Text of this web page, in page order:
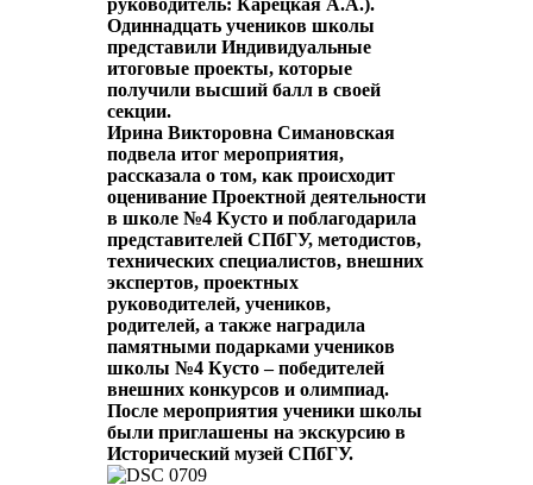
руководитель: Карецкая А.А.).
Одиннадцать учеников школы
представили Индивидуальные
итоговые проекты, которые
получили высший балл в своей
секции.
Ирина Викторовна Симановская
подвела итог мероприятия,
рассказала о том, как происходит
оценивание Проектной деятельности
в школе №4 Кусто и поблагодарила
представителей СПбГУ, методистов,
технических специалистов, внешних
экспертов, проектных
руководителей, учеников,
родителей, а также наградила
памятными подарками учеников
школы №4 Кусто – победителей
внешних конкурсов и олимпиад.
После мероприятия ученики школы
были приглашены на экскурсию в
Исторический музей СПбГУ.